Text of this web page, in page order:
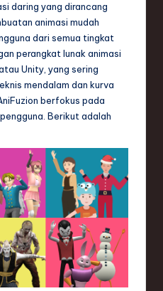
daring yang dirancang
animasi mudah
dari semua tingkat
perangkat lunak animasi
Unity, yang sering
mendalam dan kurva
berfokus pada
Berikut adalah